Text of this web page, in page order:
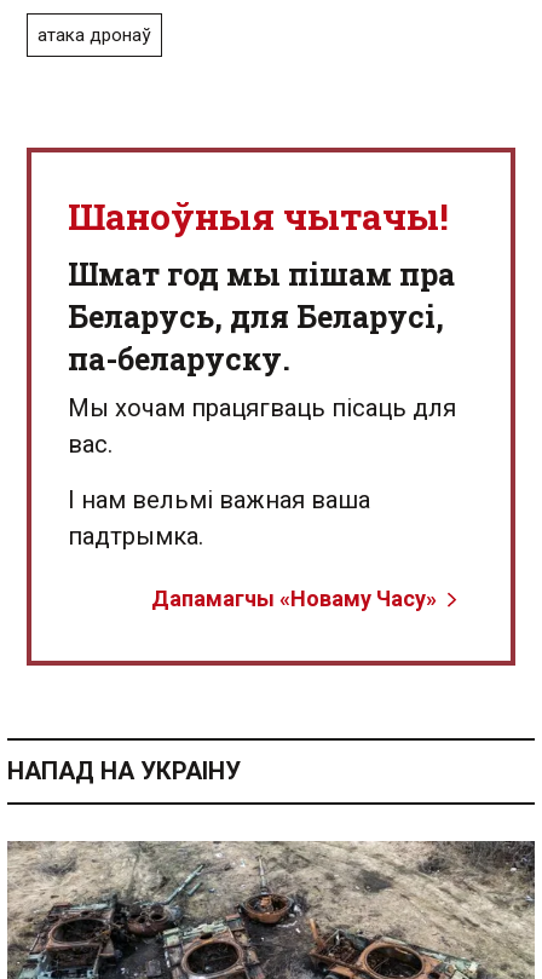
атака дронаў
Шаноўныя чытачы!
Шмат год мы пішам пра
Беларусь, для Беларусі,
па-беларуску.
Мы хочам працягваць пісаць для
вас.
І нам вельмі важная ваша
падтрымка.
Дапамагчы «Новаму Часу»
НАПАД НА УКРАІНУ